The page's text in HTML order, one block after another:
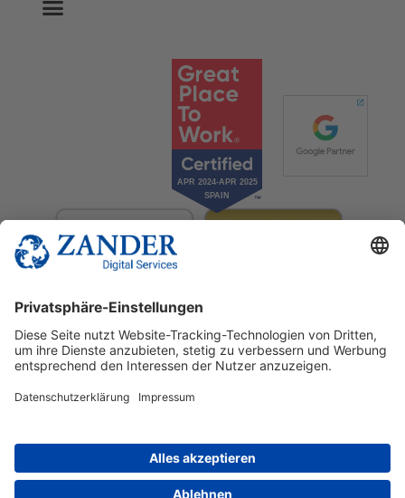
© 2025 Zander Digital Services Deutschland GmbH